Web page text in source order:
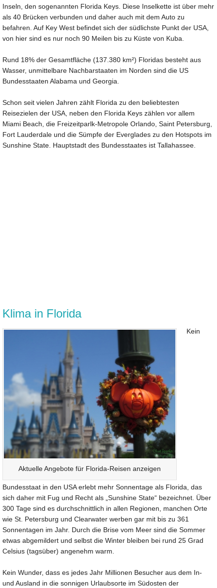
Inseln, den sogenannten Florida Keys. Diese Inselkette ist über mehr
als 40 Brücken verbunden und daher auch mit dem Auto zu
befahren. Auf Key West befindet sich der südlichste Punkt der USA,
von hier sind es nur noch 90 Meilen bis zu Küste von Kuba.
Rund 18% der Gesamtfläche (137.380 km²) Floridas besteht aus
Wasser, unmittelbare Nachbarstaaten im Norden sind die US
Bundesstaaten Alabama und Georgia.
Schon seit vielen Jahren zählt Florida zu den beliebtesten
Reisezielen der USA, neben den Florida Keys zählen vor allem
Miami Beach, die Freizeitparlk-Metropole Orlando, Saint Petersburg,
Fort Lauderdale und die Sümpfe der Everglades zu den Hotspots im
Sunshine State. Hauptstadt des Bundesstaates ist Tallahassee.
Klima in Florida
Aktuelle Angebote für Florida-Reisen anzeigen
Kein
Bundesstaat in den USA erlebt mehr Sonnentage als Florida, das
sich daher mit Fug und Recht als „Sunshine State“ bezeichnet. Über
300 Tage sind es durchschnittlich in allen Regionen, manchen Orte
wie St. Petersburg und Clearwater werben gar mit bis zu 361
Sonnentagen im Jahr. Durch die Brise vom Meer sind die Sommer
etwas abgemildert und selbst die Winter bleiben bei rund 25 Grad
Celsius (tagsüber) angenehm warm.
Kein Wunder, dass es jedes Jahr Millionen Besucher aus dem In-
und Ausland in die sonnigen Urlaubsorte im Südosten der